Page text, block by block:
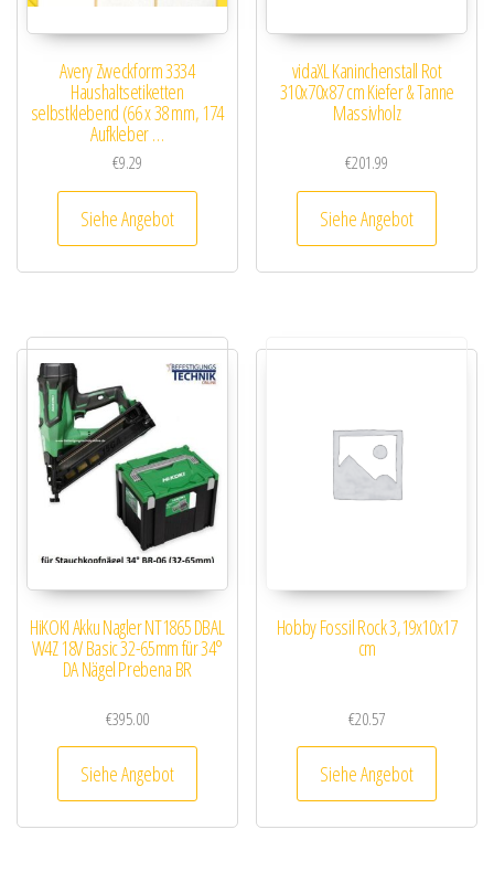
Avery Zweckform 3334
Haushaltsetiketten
selbstklebend (66 x 38 mm, 174
Aufkleber …
€9.29
Siehe Angebot
vidaXL Kaninchenstall Rot
310x70x87 cm Kiefer & Tanne
Massivholz
€201.99
Siehe Angebot
HiKOKI Akku Nagler NT1865 DBAL
W4Z 18V Basic 32-65mm für 34°
DA Nägel Prebena BR
€395.00
Siehe Angebot
Hobby Fossil Rock 3,19x10x17
cm
€20.57
Siehe Angebot